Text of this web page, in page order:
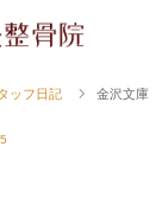
ッフ日記 金沢文